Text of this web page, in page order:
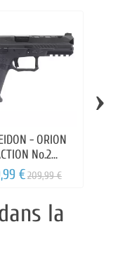
- ORION
No.2
SEMI/FULL
€209,99 €
›
la